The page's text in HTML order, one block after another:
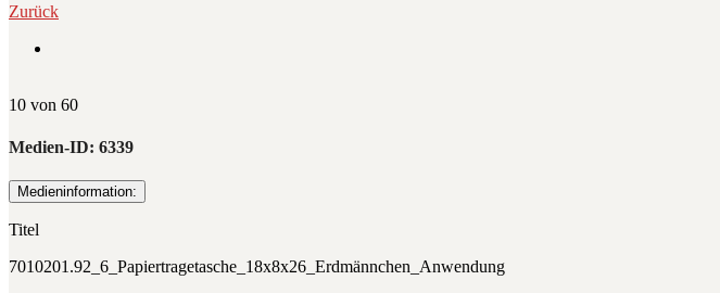
Zurück
10 von 60
Medien-ID: 6339
Medieninformation:
Titel
7010201.92_6_Papiertragetasche_18x8x26_Erdmännchen_Anwendung